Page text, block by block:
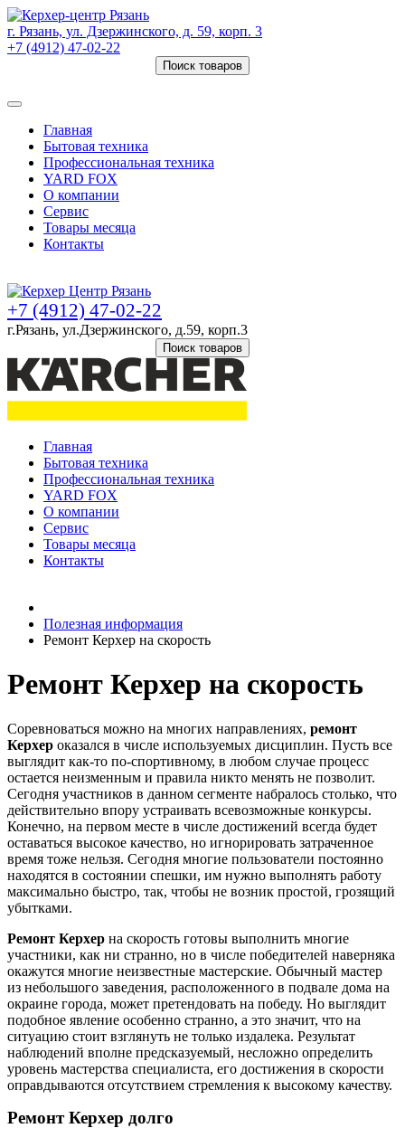
г. Рязань, ул. Дзержинского, д. 59, корп. 3
+7 (4912) 47-02-22
Поиск товаров
Главная
Бытовая техника
Профессиональная техника
YARD FOX
О компании
Сервис
Товары месяца
Контакты
+7 (4912) 47-02-22
г.Рязань, ул.Дзержинского, д.59, корп.3
Поиск товаров
Главная
Бытовая техника
Профессиональная техника
YARD FOX
О компании
Сервис
Товары месяца
Контакты
Полезная информация
Ремонт Керхер на скорость
Ремонт Керхер на скорость
Соревноваться можно на многих направлениях, ремонт
Керхер оказался в числе используемых дисциплин. Пусть все
выглядит как-то по-спортивному, в любом случае процесс
остается неизменным и правила никто менять не позволит.
Сегодня участников в данном сегменте набралось столько, что
действительно впору устраивать всевозможные конкурсы.
Конечно, на первом месте в числе достижений всегда будет
оставаться высокое качество, но игнорировать затраченное
время тоже нельзя. Сегодня многие пользователи постоянно
находятся в состоянии спешки, им нужно выполнять работу
максимально быстро, так, чтобы не возник простой, грозящий
убытками.
Ремонт Керхер на скорость готовы выполнить многие
участники, как ни странно, но в числе победителей наверняка
окажутся многие неизвестные мастерские. Обычный мастер
из небольшого заведения, расположенного в подвале дома на
окраине города, может претендовать на победу. Но выглядит
подобное явление особенно странно, а это значит, что на
ситуацию стоит взглянуть не только издалека. Результат
наблюдений вполне предсказуемый, несложно определить
уровень мастерства специалиста, его достижения в скорости
оправдываются отсутствием стремления к высокому качеству.
Ремонт Керхер долго